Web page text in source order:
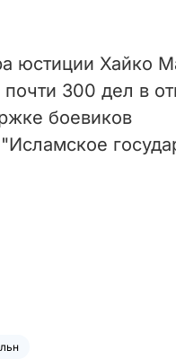
юстиции Хайко
почти 300 дел в
боевиков